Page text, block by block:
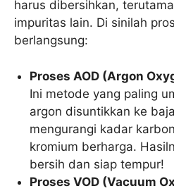
harus dibersihkan,
impuritas lain. Di sinilah
berlangsung:
Proses AOD (Argon
Ini metode yang paling
argon disuntikkan ke
mengurangi kadar
kromium berharga.
bersih dan siap tempur!
Proses VOD (Vacuum